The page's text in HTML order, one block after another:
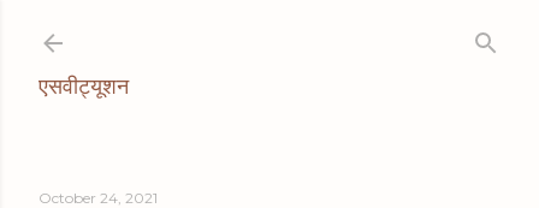
एसवीट्यूशन
October 24, 2021